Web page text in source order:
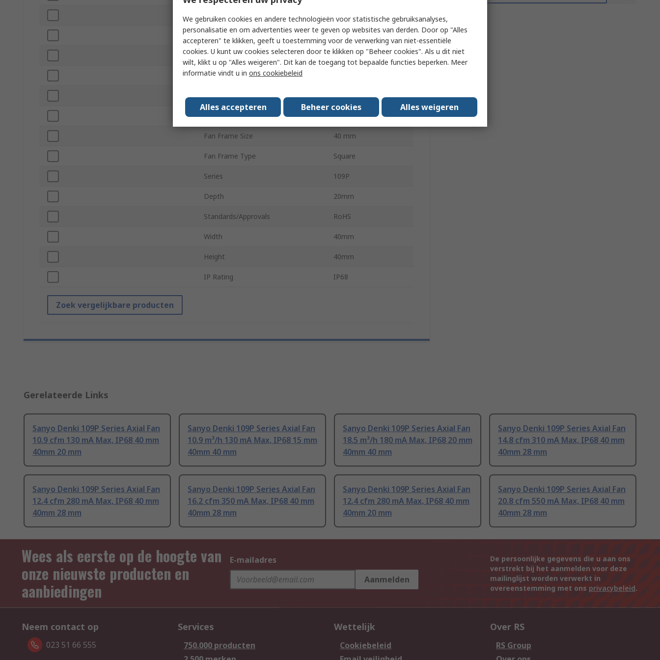
Air Flow 10.9cfm
Noise Level 42dBA
Fan Speed 6300rpm
Terminal Type
Direction of Curve Forward
Bearing Type Ball
Fan Frame Size 40 mm
Fan Frame Type Square
Series 109P
Depth 20mm
Standards/Approvals RoHS
Width 40mm
Height 40mm
IP Rating IP68
Zoek vergelijkbare producten
Gerelateerde Links
Sanyo Denki 109P Series Axial Fan
10.9 cfm 130 mA Max, IP68 40 mm
40mm 20 mm
Sanyo Denki 109P Series Axial Fan
10.9 m³/h 130 mA Max, IP68 15 mm
40mm 40 mm
Sanyo Denki 109P Series Axial Fan
18.5 m³/h 180 mA Max, IP68 20 mm
40mm 40 mm
Sanyo Denki 109P Series Axial Fan
14.8 cfm 310 mA Max, IP68 40 mm
40mm 28 mm
Sanyo Denki 109P Series Axial Fan
12.4 cfm 280 mA Max, IP68 40 mm
40mm 28 mm
Sanyo Denki 109P Series Axial Fan
16.2 cfm 350 mA Max, IP68 40 mm
40mm 28 mm
Sanyo Denki 109P Series Axial Fan
12.4 cfm 280 mA Max, IP68 40 mm
40mm 20 mm
Sanyo Denki 109P Series Axial Fan
20.8 cfm 550 mA Max, IP68 40 mm
40mm 28 mm
Wees als eerste op de hoogte van
onze nieuwste producten en
aanbiedingen
E-mailadres
Aanmelden
De persoonlijke gegevens die u aan ons
verstrekt bij het aanmelden voor deze
mailinglijst worden verwerkt in
overeenstemming met ons privacybeleid.
Neem contact op
023 51 66 555
Services
750.000 producten
Wettelijk
Cookiebeleid
Over RS
RS Group
We gebruiken cookies en andere technologieën voor statistische gebruiksanalyses,
personalisatie en om advertenties weer te geven op websites van derden. Door op "Alles
accepteren" te klikken, geeft u toestemming voor de verwerking van niet-essentiële
cookies. U kunt uw cookies selecteren door te klikken op "Beheer cookies". Als u dit niet
wilt, klikt u op "Alles weigeren". Dit kan de toegang tot bepaalde functies beperken. Meer
informatie vindt u in ons cookiebeleid
Alles accepteren Beheer cookies Alles weigeren